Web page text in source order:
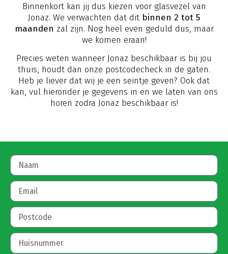
Binnenkort kan jij dus kiezen voor glasvezel van
Jonaz. We verwachten dat dit binnen 2 tot 5
maanden zal zijn. Nog heel even geduld dus, maar
we komen eraan!
Precies weten wanneer Jonaz beschikbaar is bij jou
thuis, houdt dan onze postcodecheck in de gaten.
Heb je liever dat wij je een seintje geven? Ook dat
kan, vul hieronder je gegevens in en we laten van ons
horen zodra Jonaz beschikbaar is!